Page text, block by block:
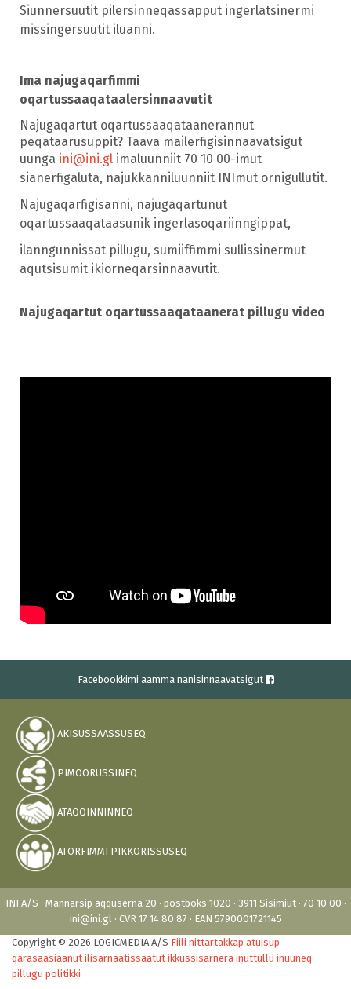
Siunnersuutit pilersinneqassapput ingerlatsinermi
missingersuutit iluanni.
Ima najugaqarfimmi
oqartussaaqataalersinnaavutit
Najugaqartut oqartussaaqataanerannut
peqataarusuppit? Taava mailerfigisinnaavatsigut
uunga ini@ini.gl imaluunniit 70 10 00-imut
sianerfigaluta, najukkanniluunniit INImut ornigullutit.
Najugaqarfigisanni, najugaqartunut
oqartussaaqataasunik ingerlasoqariinngippat,
ilanngunnissat pillugu, sumiiffimmi sullissinermut
aqutsisumit ikiorneqarsinnaavutit.
Najugaqartut oqartussaaqataanerat pillugu video
Facebookkimi aamma nanisinnaavatsigut
AKISUSSAASSUSEQ
PIMOORUSSINEQ
ATAQQINNINNEQ
ATORFIMMI PIKKORISSUSEQ
INI A/S · Mannarsip aqquserna 20 · postboks 1020 · 3911 Sisimiut · 70 10 00 ·
ini@ini.gl · CVR 17 14 80 87 · EAN 5790001721145
Copyright © 2026 LOGICMEDIA A/S Fiili nittartakkap atuisup
qarasaasiaanut ilisarnaatissaatut ikkussisarnera inuttullu inuuneq
pillugu politikki